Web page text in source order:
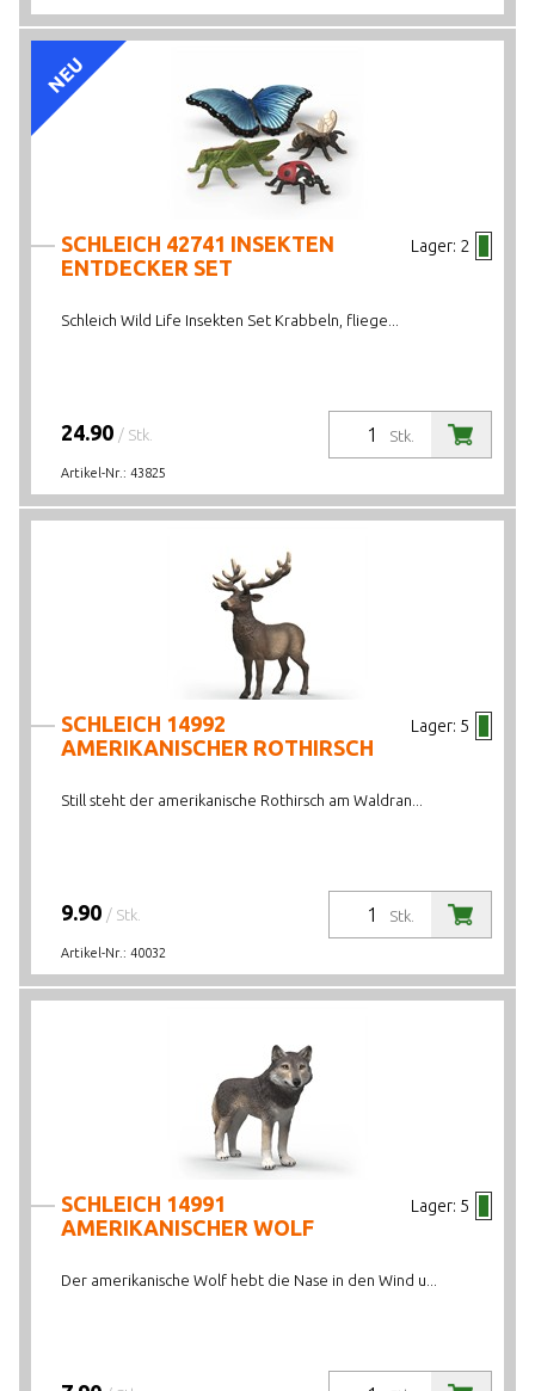
NEU
Lager: 2
SCHLEICH 42741 INSEKTEN
ENTDECKER SET
Schleich Wild Life Insekten Set Krabbeln, fliege...
Stk.
24.90 / Stk.
Artikel-Nr.: 43825
Lager: 5
SCHLEICH 14992
AMERIKANISCHER ROTHIRSCH
Still steht der amerikanische Rothirsch am Waldran...
Stk.
9.90 / Stk.
Artikel-Nr.: 40032
Lager: 5
SCHLEICH 14991
AMERIKANISCHER WOLF
Der amerikanische Wolf hebt die Nase in den Wind u...